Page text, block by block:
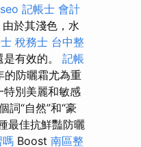
記帳士 會計
由於其淺色，水
稅務士 台中整
有效的。 記帳
的防曬霜尤為重
特別美麗和敏感
詞“自然”和“豪
最佳抗鮮豔防曬
嗎 Boost 南區整